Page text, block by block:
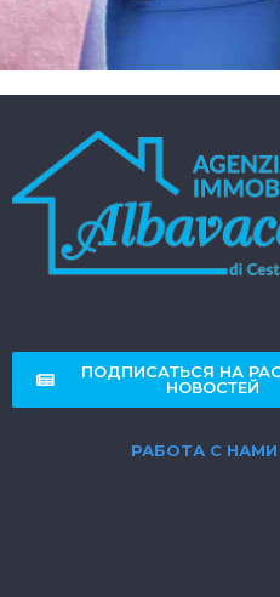
ПОДПИСАТЬСЯ НА
НОВОСТЕЙ
РАБОТА С НАМИ